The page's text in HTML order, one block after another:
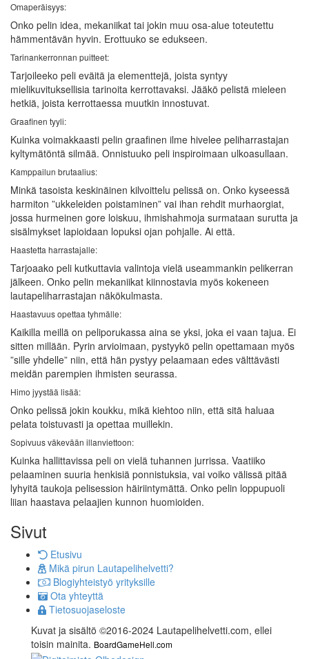
Omaperäisyys:
Onko pelin idea, mekaniikat tai jokin muu osa-alue toteutettu
hämmentävän hyvin. Erottuuko se edukseen.
Tarinankerronnan puitteet:
Tarjoileeko peli eväitä ja elementtejä, joista syntyy
mielikuvituksellisia tarinoita kerrottavaksi. Jääkö pelistä mieleen
hetkiä, joista kerrottaessa muutkin innostuvat.
Graafinen tyyli:
Kuinka voimakkaasti pelin graafinen ilme hivelee peliharrastajan
kyltymätöntä silmää. Onnistuuko peli inspiroimaan ulkoasullaan.
Kamppailun brutaalius:
Minkä tasoista keskinäinen kilvoittelu pelissä on. Onko kyseessä
harmiton ”ukkeleiden poistaminen” vai ihan rehdit murhaorgiat,
jossa hurmeinen gore loiskuu, ihmishahmoja surmataan surutta ja
sisälmykset lapioidaan lopuksi ojan pohjalle. Ai että.
Haastetta harrastajalle:
Tarjoaako peli kutkuttavia valintoja vielä useammankin pelikerran
jälkeen. Onko pelin mekaniikat kiinnostavia myös kokeneen
lautapeliharrastajan näkökulmasta.
Haastavuus opettaa tyhmälle:
Kaikilla meillä on peliporukassa aina se yksi, joka ei vaan tajua. Ei
sitten millään. Pyrin arvioimaan, pystyykö pelin opettamaan myös
”sille yhdelle” niin, että hän pystyy pelaamaan edes välttävästi
meidän parempien ihmisten seurassa.
Himo jyystää lisää:
Onko pelissä jokin koukku, mikä kiehtoo niin, että sitä haluaa
pelata toistuvasti ja opettaa muillekin.
Sopivuus väkevään illanviettoon:
Kuinka hallittavissa peli on vielä tuhannen jurrissa. Vaatiiko
pelaaminen suuria henkisiä ponnistuksia, vai voiko välissä pitää
lyhyitä taukoja pelisession häiriintymättä. Onko pelin loppupuoli
liian haastava pelaajien kunnon huomioiden.
Sivut
Etusivu
Mikä pirun Lautapelihelvetti?
Blogiyhteistyö yrityksille
Ota yhteyttä
Tietosuojaseloste
Kuvat ja sisältö ©2016-2024 Lautapelihelvetti.com, ellei
toisin mainita. BoardGameHell.com